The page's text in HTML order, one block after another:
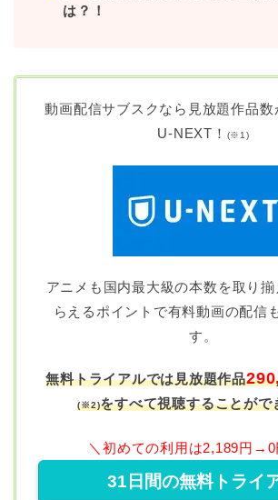
は？！
動画配信サブスクなら見放題作品
U-NEXT！
(※1)
アニメも国内最大級の本数を取り
らえるポイントで有料動画の配信
す。
無料トライアルでは⾒放題作品
(※2)をすべて視聴することがで
＼初めての利用は2,189円→0
31日間の無料トライ